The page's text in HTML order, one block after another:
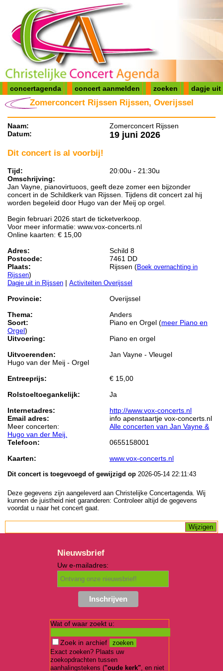
concertagenda concert aanmelden zoeken dagje uit
Zomerconcert Rijssen Rijssen, Overijssel
Naam:
Zomerconcert Rijssen
Datum:
19 juni 2026
Dit concert is al voorbij!
Tijd:
20:00u - 21:30u
Omschrijving:
Jan Vayne, pianovirtuoos, geeft deze zomer een bijzonder
concert in de Schildkerk van Rijssen. Tijdens dit concert zal hij
worden begeleid door Hugo van der Meij op orgel.
Begin februari 2026 start de ticketverkoop.
Voor meer informatie: www.vox-concerts.nl
Online kaarten: € 15,00
Adres:
Schild 8
Postcode:
7461 DD
Plaats:
Rijssen (Boek overnachting in
Rijssen)
Dagje uit in Rijssen | Activiteiten Overijssel
Provincie:
Overijssel
Thema:
Anders
Soort:
Piano en Orgel (meer Piano en
Orgel)
Uitvoering:
Piano en orgel
Uitvoerenden:
Jan Vayne - Vleugel
Hugo van der Meij - Orgel
Entreeprijs:
€ 15,00
Rolstoeltoegankelijk:
Ja
Internetadres:
http://www.vox-concerts.nl
Email adres:
info apenstaartje vox-concerts.nl
Meer concerten:
Alle concerten van Jan Vayne &
Hugo van der Meij.
Telefoon:
0655158001
Kaarten:
www.vox-concerts.nl
Dit concert is toegevoegd of gewijzigd op 2026-05-14 22:11:43
Deze gegevens zijn aangeleverd aan Christelijke Concertagenda. Wij
kunnen de juistheid niet garanderen: Controleer altijd de gegevens
voordat u naar het concert gaat.
Nieuwsbrief
Uw e-mailadres:
Wat of waar zoekt u:
Zoek in archief
Exact zoeken? Plaats uw
zoekopdrachten tussen
aanhalingstekens ("oude kerk", en niet